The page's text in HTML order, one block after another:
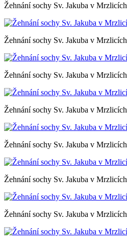
Žehnání sochy Sv. Jakuba v Mrzlicích
Žehnání sochy Sv. Jakuba v Mrzlicích
Žehnání sochy Sv. Jakuba v Mrzlicích
Žehnání sochy Sv. Jakuba v Mrzlicích
Žehnání sochy Sv. Jakuba v Mrzlicích
Žehnání sochy Sv. Jakuba v Mrzlicích
Žehnání sochy Sv. Jakuba v Mrzlicích